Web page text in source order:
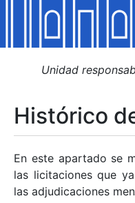
Mostrar/Ocultar
Mostrar/Ocultar
Mostrar/Ocultar
Mostrar/Ocultar
Unidad
Histórico
En este apartado se
las licitaciones que
las adjudicaciones